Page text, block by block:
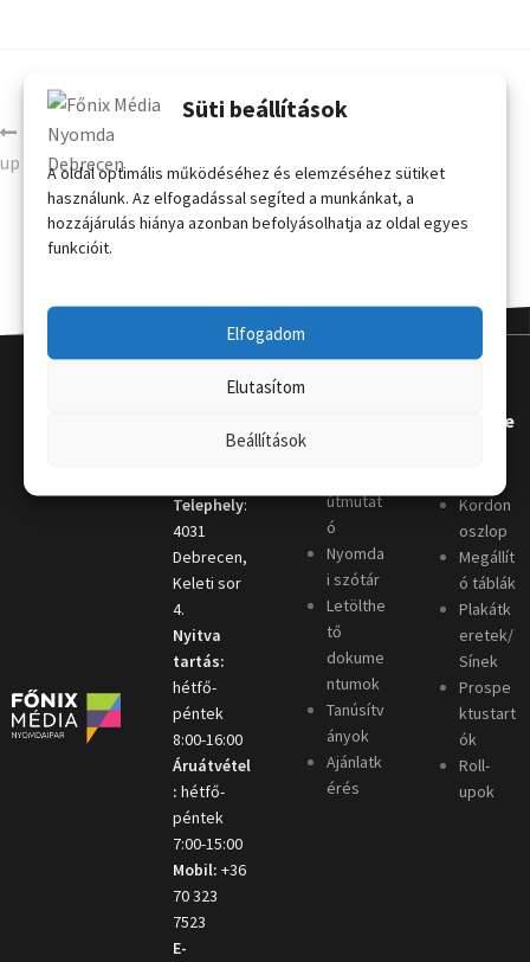
Süti beállítások
A oldal optimális működéséhez és elemzéséhez sütiket
használunk. Az elfogadással segíted a munkánkat, a
hozzájárulás hiánya azonban befolyásolhatja az oldal egyes
funkcióit.
Elfogadom
Elutasítom
Beállítások
2 x 3 egyenes mágneses pop-
up sajtófal kis hordtáskával
Telephely:
4031
Debrecen,
Keleti sor
4.
Nyitva
tartás:
hétfő-
péntek
8:00-16:00
Áruátvétel
: hétfő-
péntek
7:00-15:00
Mobil: +36
70 323
7523
E-
útmutat
ó
Nyomda
i szótár
Letölthe
tő
dokume
ntumok
Tanúsítv
ányok
Ajánlatk
érés
Terméke
Kordon
oszlop
Megállít
ó táblák
Plakátk
eretek/
Sínek
Prospe
ktustart
ók
Roll-
upok